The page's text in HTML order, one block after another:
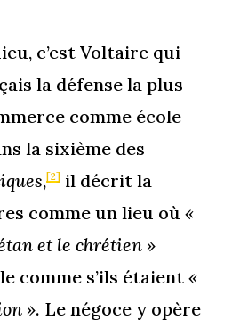
c’est Voltaire qui
la défense la plus
comme école
la sixième des
,[2] il décrit la
comme un lieu où«
et le chrétien »
comme s’ils étaient«
». Le négoce y opère